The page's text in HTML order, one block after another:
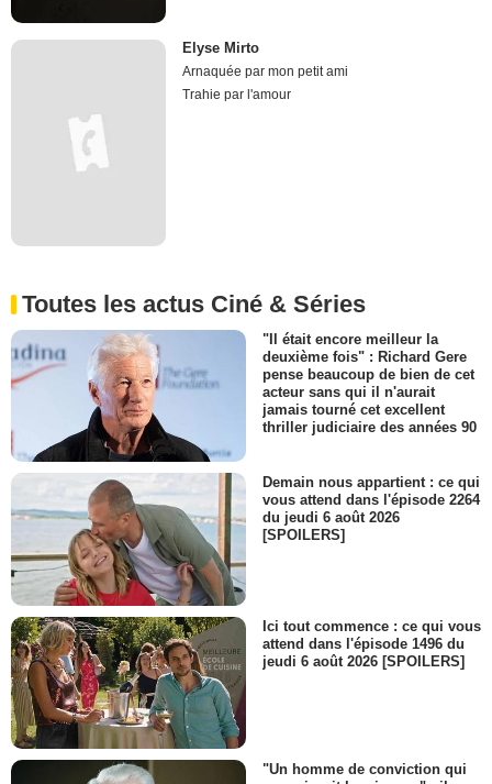
Elyse Mirto
Arnaquée par mon petit ami
Trahie par l'amour
Toutes les actus Ciné & Séries
"Il était encore meilleur la
deuxième fois" : Richard Gere
pense beaucoup de bien de cet
acteur sans qui il n'aurait
jamais tourné cet excellent
thriller judiciaire des années 90
Demain nous appartient : ce qui
vous attend dans l'épisode 2264
du jeudi 6 août 2026
[SPOILERS]
Ici tout commence : ce qui vous
attend dans l'épisode 1496 du
jeudi 6 août 2026 [SPOILERS]
"Un homme de conviction qui